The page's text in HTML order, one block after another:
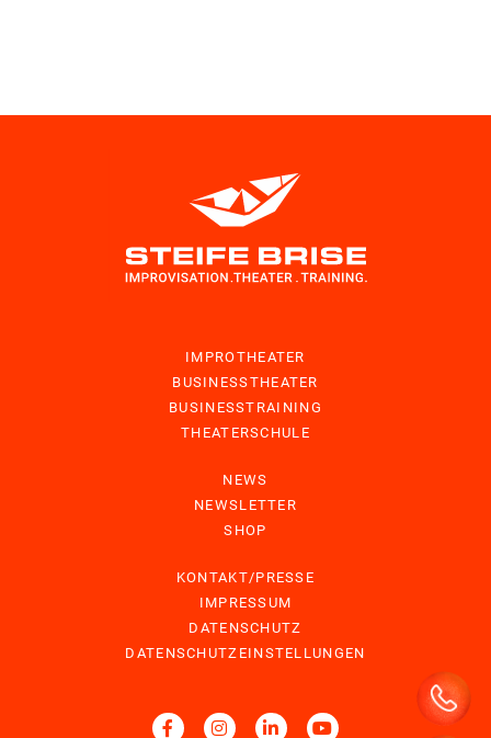
IMPROTHEATER
BUSINESSTHEATER
BUSINESSTRAINING
THEATERSCHULE
NEWS
NEWSLETTER
SHOP
KONTAKT/PRESSE
IMPRESSUM
DATENSCHUTZ
DATENSCHUTZEINSTELLUNGEN